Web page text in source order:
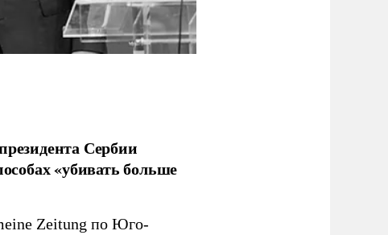
Сербии
«убивать больше
Zeitung по Юго-